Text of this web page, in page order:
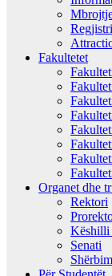
Fakultetet
Organet dhe
Rektori
Këshilli
Senati